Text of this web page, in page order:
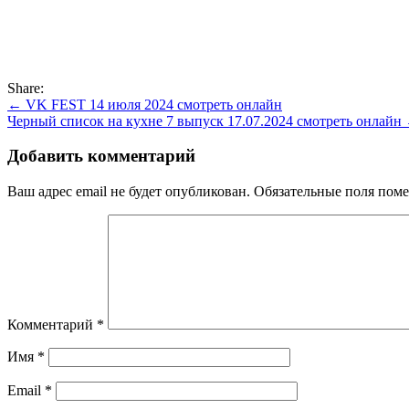
Share:
Навигация
по
записям
← VK FEST 14 июля 2024 смотреть онлайн
Черный список на кухне 7 выпуск 17.07.2024 смотреть онлайн
Добавить комментарий
Ваш адрес email не будет опубликован. Обязательные поля
Комментарий *
Имя *
Email *